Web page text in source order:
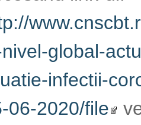
global-
obține
cu